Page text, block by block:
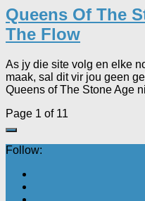
Queens Of The
The Flow
As jy die site volg en elke
maak, sal dit vir jou geen
Queens of The Stone Age
Page 1 of 11
Follow: